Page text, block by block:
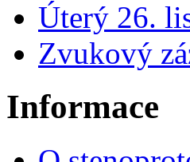
Úterý 26.
Zvukový
Informace